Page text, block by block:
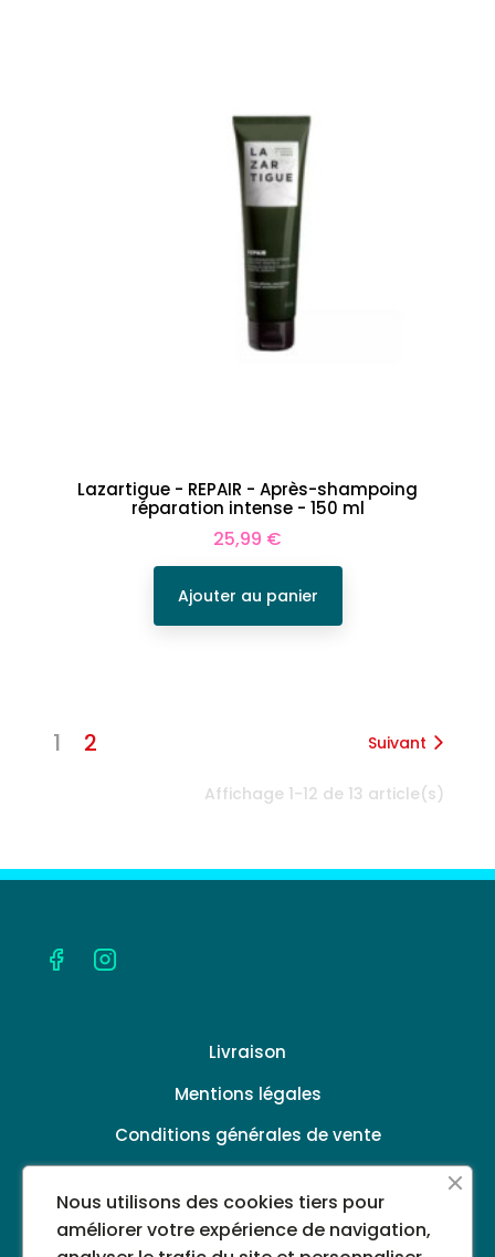
Lazartigue - REPAIR - Après-shampoing
réparation intense - 150 ml
Prix
25,99 €
Ajouter au panier
1 2 Suivant
Affichage 1-12 de 13 article(s)
Livraison
Mentions légales
Conditions générales de vente
A propos
Nous utilisons des cookies tiers pour
améliorer votre expérience de navigation,